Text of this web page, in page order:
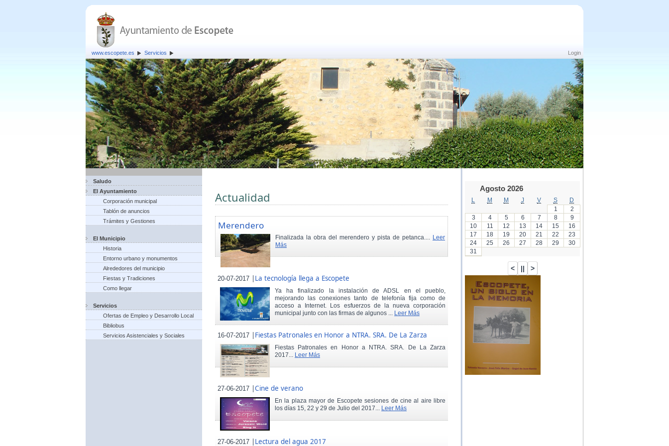
Login
www.escopete.es Servicios
Saludo
El Ayuntamiento
Corporación municipal
Tablón de anuncios
Trámites y Gestiones
El Municipio
Historia
Entorno urbano y monumentos
Alrededores del municipio
Fiestas y Tradiciones
Como llegar
Servicios
Ofertas de Empleo y Desarrollo Local
Bibliobus
Servicios Asistenciales y Sociales
Actualidad
Merendero
Finalizada la obra del merendero y pista de petanca.... Leer
Más
20-07-2017 |La tecnología llega a Escopete
Ya ha finalizado la instalación de ADSL en el pueblo,
mejorando las conexiones tanto de telefonía fija como de
acceso a Internet. Los esfuerzos de la nueva corporación
municipal junto con las firmas de algunos ... Leer Más
16-07-2017 |Fiestas Patronales en Honor a NTRA. SRA. De La Zarza
Fiestas Patronales en Honor a NTRA. SRA. De La Zarza
2017... Leer Más
27-06-2017 |Cine de verano
En la plaza mayor de Escopete sesiones de cine al aire libre
los días 15, 22 y 29 de Julio del 2017... Leer Más
27-06-2017 |Lectura del agua 2017
Agosto 2026
M M J V S
D
1
2
3
4 5 6 7 8
9
10
11 12 13 14 15
16
17
18 19 20 21 22
23
24
25 26 27 28 29
30
31